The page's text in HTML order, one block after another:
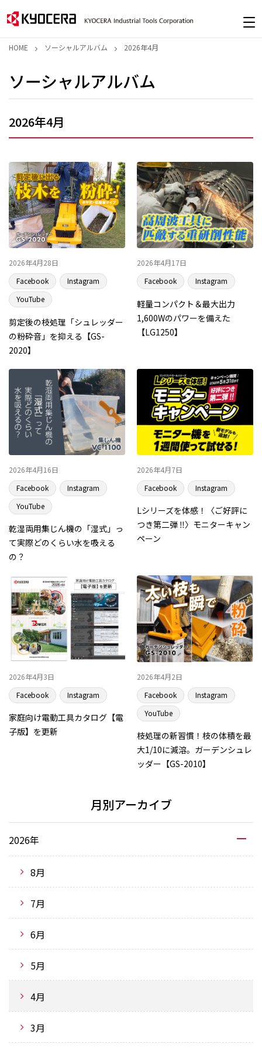
HOME ソーシャルアルバム 2026年4月
ソーシャルアルバム
2026年4月
2026年4月28日
Facebook
Instagram
YouTube
剪定後の枝処理「シュレッダー
の粉砕音」を抑える【GS-
2020】
2026年4月17日
Facebook
Instagram
軽量コンパクト＆最大出力
1,600Wのパワーを備えた
【LG1250】
2026年4月16日
Facebook
Instagram
YouTube
乾湿両用集じん機の「湿式」っ
て実際どのくらい水を吸える
の？
2026年4月7日
Facebook
Instagram
Lシリーズを体感！〈ご好評に
つき第二弾 ‼〉モニターキャン
ペーン
2026年4月3日
Facebook
Instagram
家庭向け電動工具カタログ【電
子版】を更新
2026年4月2日
Facebook
Instagram
YouTube
枝処理の新習慣！枝の体積を最
大1/10に減溶。ガーデンシュレ
ッダー【GS-2010】
月別アーカイブ
2026年
8月
7月
6月
5月
4月
3月